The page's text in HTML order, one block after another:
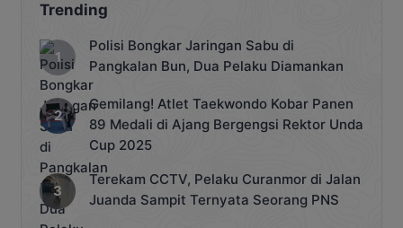
Trending
Polisi Bongkar Jaringan Sabu di
Pangkalan Bun, Dua Pelaku Diamankan
Gemilang! Atlet Taekwondo Kobar Panen
89 Medali di Ajang Bergengsi Rektor Unda
Cup 2025
Terekam CCTV, Pelaku Curanmor di Jalan
Juanda Sampit Ternyata Seorang PNS